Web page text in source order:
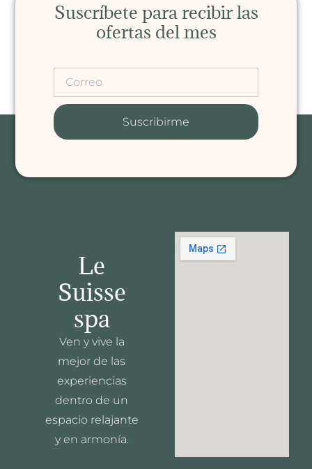
Suscríbete para recibir las
ofertas del mes
Suscribirme
Le
Suisse
spa
Ven y vive la
mejor de las
experiencias
dentro de un
espacio relajante
y en armonía.